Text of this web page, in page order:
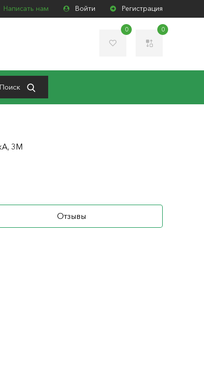
Написать нам Войти Регистрация
0 0
Поиск
3M
Отзывы